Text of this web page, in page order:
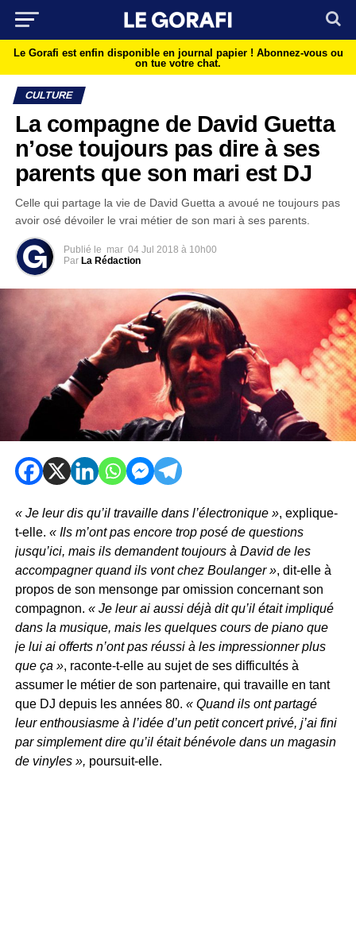
Le Gorafi est enfin disponible en journal papier ! Abonnez-vous ou
on tue votre chat.
CULTURE
La compagne de David Guetta
n’ose toujours pas dire à ses
parents que son mari est DJ
Celle qui partage la vie de David Guetta a avoué ne toujours pas
avoir osé dévoiler le vrai métier de son mari à ses parents.
Publié le mar 04 Jul 2018 à 10h00
Par La Rédaction
« Je leur dis qu’il travaille dans l’électronique », explique-
t-elle. « Ils m’ont pas encore trop posé de questions
jusqu’ici, mais ils demandent toujours à David de les
accompagner quand ils vont chez Boulanger », dit-elle à
propos de son mensonge par omission concernant son
compagnon. « Je leur ai aussi déjà dit qu’il était impliqué
dans la musique, mais les quelques cours de piano que
je lui ai offerts n’ont pas réussi à les impressionner plus
que ça », raconte-t-elle au sujet de ses difficultés à
assumer le métier de son partenaire, qui travaille en tant
que DJ depuis les années 80. « Quand ils ont partagé
leur enthousiasme à l’idée d’un petit concert privé, j’ai fini
par simplement dire qu’il était bénévole dans un magasin
de vinyles », poursuit-elle.